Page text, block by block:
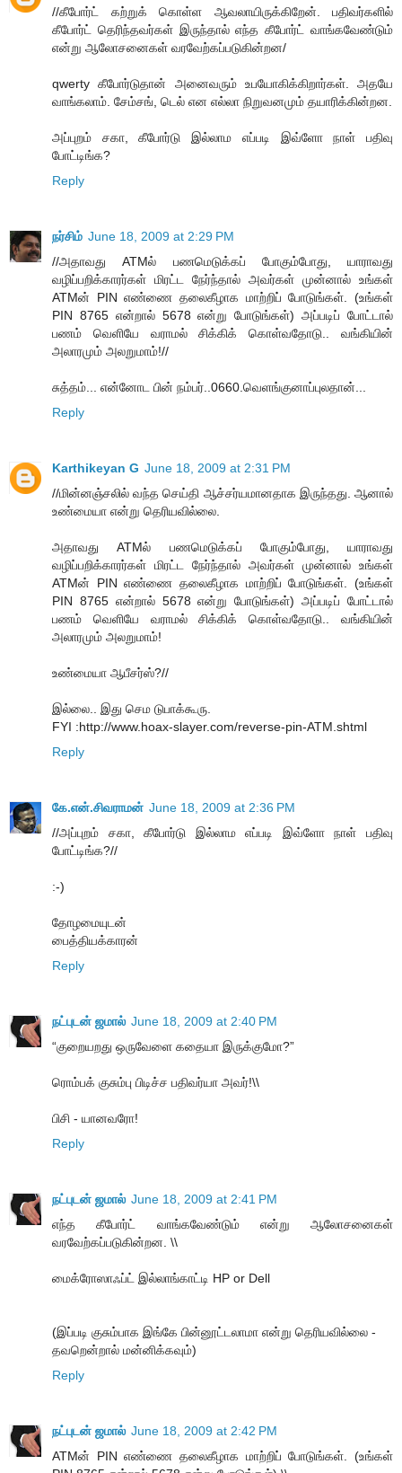
//கீபோர்ட் கற்றுக் கொள்ள ஆவலாயிருக்கிறேன். பதிவர்களில்
கீபோர்ட் தெரிந்தவர்கள் இருந்தால் எந்த கீபோர்ட் வாங்கவேண்டும்
என்று ஆலோசனைகள் வரவேற்கப்படுகின்றன/
qwerty கீபோர்டுதான் அனைவரும் உபயோகிக்கிறார்கள். அதயே
வாங்கலாம். சேம்சங், டெல் என எல்லா நிறுவனமும் தயாரிக்கின்றன.
அப்புறம் சகா, கீபோர்டு இல்லாம எப்படி இவ்ளோ நாள் பதிவு
போட்டிங்க?
Reply
நர்சிம் June 18, 2009 at 2:29 PM
//அதாவது ATMல் பணமெடுக்கப் போகும்போது, யாராவது
வழிப்பறிக்காரர்கள் மிரட்ட நேர்ந்தால் அவர்கள் முன்னால் உங்கள்
ATMன் PIN எண்ணை தலைகீழாக மாற்றிப் போடுங்கள். (உங்கள்
PIN 8765 என்றால் 5678 என்று போடுங்கள்) அப்படிப் போட்டால்
பணம் வெளியே வராமல் சிக்கிக் கொள்வதோடு.. வங்கியின்
அலாரமும் அலறுமாம்!//
சுத்தம்... என்னோட பின் நம்பர்..0660.வெளங்குனாப்புலதான்...
Reply
Karthikeyan G June 18, 2009 at 2:31 PM
//மின்னஞ்சலில் வந்த செய்தி ஆச்சர்யமானதாக இருந்தது. ஆனால்
உண்மையா என்று தெரியவில்லை.
அதாவது ATMல் பணமெடுக்கப் போகும்போது, யாராவது
வழிப்பறிக்காரர்கள் மிரட்ட நேர்ந்தால் அவர்கள் முன்னால் உங்கள்
ATMன் PIN எண்ணை தலைகீழாக மாற்றிப் போடுங்கள். (உங்கள்
PIN 8765 என்றால் 5678 என்று போடுங்கள்) அப்படிப் போட்டால்
பணம் வெளியே வராமல் சிக்கிக் கொள்வதோடு.. வங்கியின்
அலாரமும் அலறுமாம்!
உண்மையா ஆபீசர்ஸ்?//
இல்லை.. இது செம டுபாக்கூரு.
FYI :http://www.hoax-slayer.com/reverse-pin-ATM.shtml
Reply
கே.என்.சிவராமன் June 18, 2009 at 2:36 PM
//அப்புறம் சகா, கீபோர்டு இல்லாம எப்படி இவ்ளோ நாள் பதிவு
போட்டிங்க?//
:-)
தோழமையுடன்
பைத்தியக்காரன்
Reply
நட்புடன் ஜமால் June 18, 2009 at 2:40 PM
“குறையறது ஒருவேளை கதையா இருக்குமோ?”
ரொம்பக் குசும்பு பிடிச்ச பதிவர்யா அவர்!\\
பிசி - யானவரோ!
Reply
நட்புடன் ஜமால் June 18, 2009 at 2:41 PM
எந்த கீபோர்ட் வாங்கவேண்டும் என்று ஆலோசனைகள்
வரவேற்கப்படுகின்றன. \\
மைக்ரோஸாஃப்ட் இல்லாங்காட்டி HP or Dell
(இப்படி குசும்பாக இங்கே பின்னூட்டலாமா என்று தெரியவில்லை -
தவறென்றால் மன்னிக்கவும்)
Reply
நட்புடன் ஜமால் June 18, 2009 at 2:42 PM
ATMன் PIN எண்ணை தலைகீழாக மாற்றிப் போடுங்கள். (உங்கள்